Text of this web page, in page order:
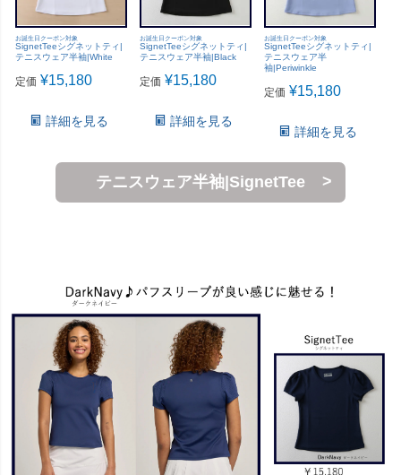
お誕生日クーポン対象
SignetTeeシグネットティ|
テニスウェア半袖|White
定価 ¥15,180
詳細を見る
お誕生日クーポン対象
SignetTeeシグネットティ|
テニスウェア半袖|Black
定価 ¥15,180
詳細を見る
お誕生日クーポン対象
SignetTeeシグネットティ|
テニスウェア半
袖|Periwinkle
定価 ¥15,180
詳細を見る
テニスウェア半袖|SignetTee